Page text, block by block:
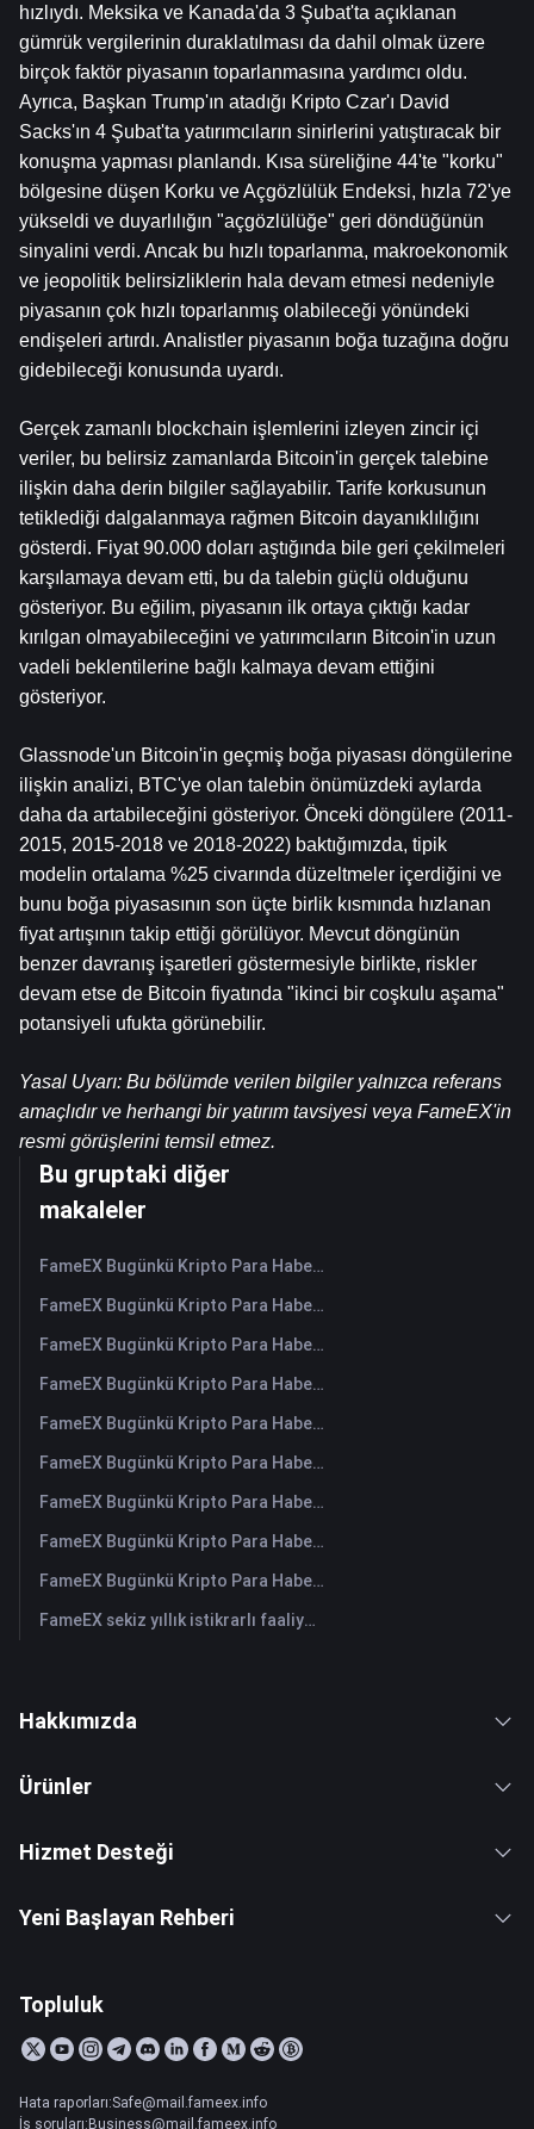
hızlıydı. Meksika ve Kanada'da 3 Şubat'ta açıklanan
gümrük vergilerinin duraklatılması da dahil olmak üzere
birçok faktör piyasanın toparlanmasına yardımcı oldu.
Ayrıca, Başkan Trump'ın atadığı Kripto Czar'ı David
Sacks'ın 4 Şubat'ta yatırımcıların sinirlerini yatıştıracak bir
konuşma yapması planlandı. Kısa süreliğine 44'te "korku"
bölgesine düşen Korku ve Açgözlülük Endeksi, hızla 72'ye
yükseldi ve duyarlılığın "açgözlülüğe" geri döndüğünün
sinyalini verdi. Ancak bu hızlı toparlanma, makroekonomik
ve jeopolitik belirsizliklerin hala devam etmesi nedeniyle
piyasanın çok hızlı toparlanmış olabileceği yönündeki
endişeleri artırdı. Analistler piyasanın boğa tuzağına doğru
gidebileceği konusunda uyardı.
Gerçek zamanlı blockchain işlemlerini izleyen zincir içi
veriler, bu belirsiz zamanlarda Bitcoin'in gerçek talebine
ilişkin daha derin bilgiler sağlayabilir. Tarife korkusunun
tetiklediği dalgalanmaya rağmen Bitcoin dayanıklılığını
gösterdi. Fiyat 90.000 doları aştığında bile geri çekilmeleri
karşılamaya devam etti, bu da talebin güçlü olduğunu
gösteriyor. Bu eğilim, piyasanın ilk ortaya çıktığı kadar
kırılgan olmayabileceğini ve yatırımcıların Bitcoin'in uzun
vadeli beklentilerine bağlı kalmaya devam ettiğini
gösteriyor.
Glassnode'un Bitcoin'in geçmiş boğa piyasası döngülerine
ilişkin analizi, BTC'ye olan talebin önümüzdeki aylarda
daha da artabileceğini gösteriyor. Önceki döngülere (2011-
2015, 2015-2018 ve 2018-2022) baktığımızda, tipik
modelin ortalama %25 civarında düzeltmeler içerdiğini ve
bunu boğa piyasasının son üçte birlik kısmında hızlanan
fiyat artışının takip ettiği görülüyor. Mevcut döngünün
benzer davranış işaretleri göstermesiyle birlikte, riskler
devam etse de Bitcoin fiyatında "ikinci bir coşkulu aşama"
potansiyeli ufukta görünebilir.
Yasal Uyarı: Bu bölümde verilen bilgiler yalnızca referans
amaçlıdır ve herhangi bir yatırım tavsiyesi veya FameEX'in
resmi görüşlerini temsil etmez.
Bu gruptaki diğer
makaleler
FameEX Bugünkü Kripto Para Haberleri Özeti | 10 Ağustos 2026
FameEX Bugünkü Kripto Para Haberleri Özeti | 7 Ağustos 2026
FameEX Bugünkü Kripto Para Haberleri Özeti | 6 Ağustos 2026
FameEX Bugünkü Kripto Para Haberleri Özeti | 5 Ağustos 2026
FameEX Bugünkü Kripto Para Haberleri Özeti | 4 Ağustos 2026
FameEX Bugünkü Kripto Para Haberleri Özeti | 3 Ağustos 2026
FameEX Bugünkü Kripto Para Haberleri Özeti | 31 Temmuz 2026
FameEX Bugünkü Kripto Para Haberleri Özeti | 30 Temmuz 2026
FameEX Bugünkü Kripto Para Haberleri Özeti | 29 Temmuz 2026
FameEX sekiz yıllık istikrarlı faaliyetleri ve küresel büyümesiyle kullanıcı güvenini güçlendiriyor
Hakkımızda
Ürünler
Hizmet Desteği
Yeni Başlayan Rehberi
Topluluk
Hata raporları:Safe@mail.fameex.info
İş soruları:Business@mail.fameex.info